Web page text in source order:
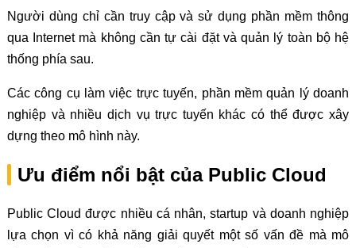
Người dùng chỉ cần truy cập và sử dụng phần mềm thông
qua Internet mà không cần tự cài đặt và quản lý toàn bộ hệ
thống phía sau.
Các công cụ làm việc trực tuyến, phần mềm quản lý doanh
nghiệp và nhiều dịch vụ trực tuyến khác có thể được xây
dựng theo mô hình này.
Ưu điểm nổi bật của Public Cloud
Public Cloud được nhiều cá nhân, startup và doanh nghiệp
lựa chọn vì có khả năng giải quyết một số vấn đề mà mô